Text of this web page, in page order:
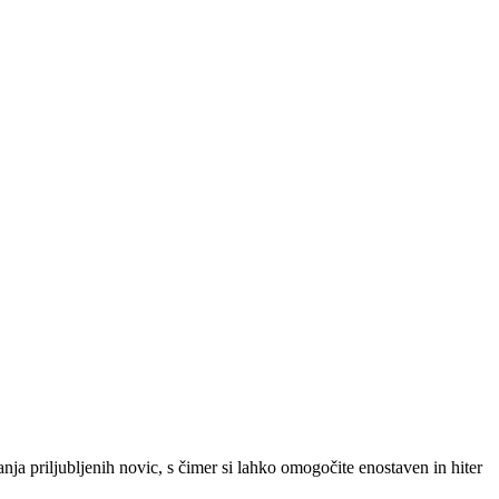
priljubljenih novic, s čimer si lahko omogočite enostaven in hiter